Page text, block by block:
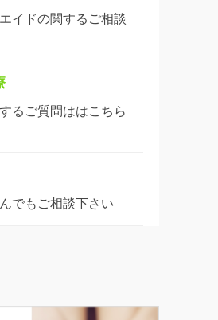
イドの関するご相談
るご質問ははこちら
でもご相談下さい